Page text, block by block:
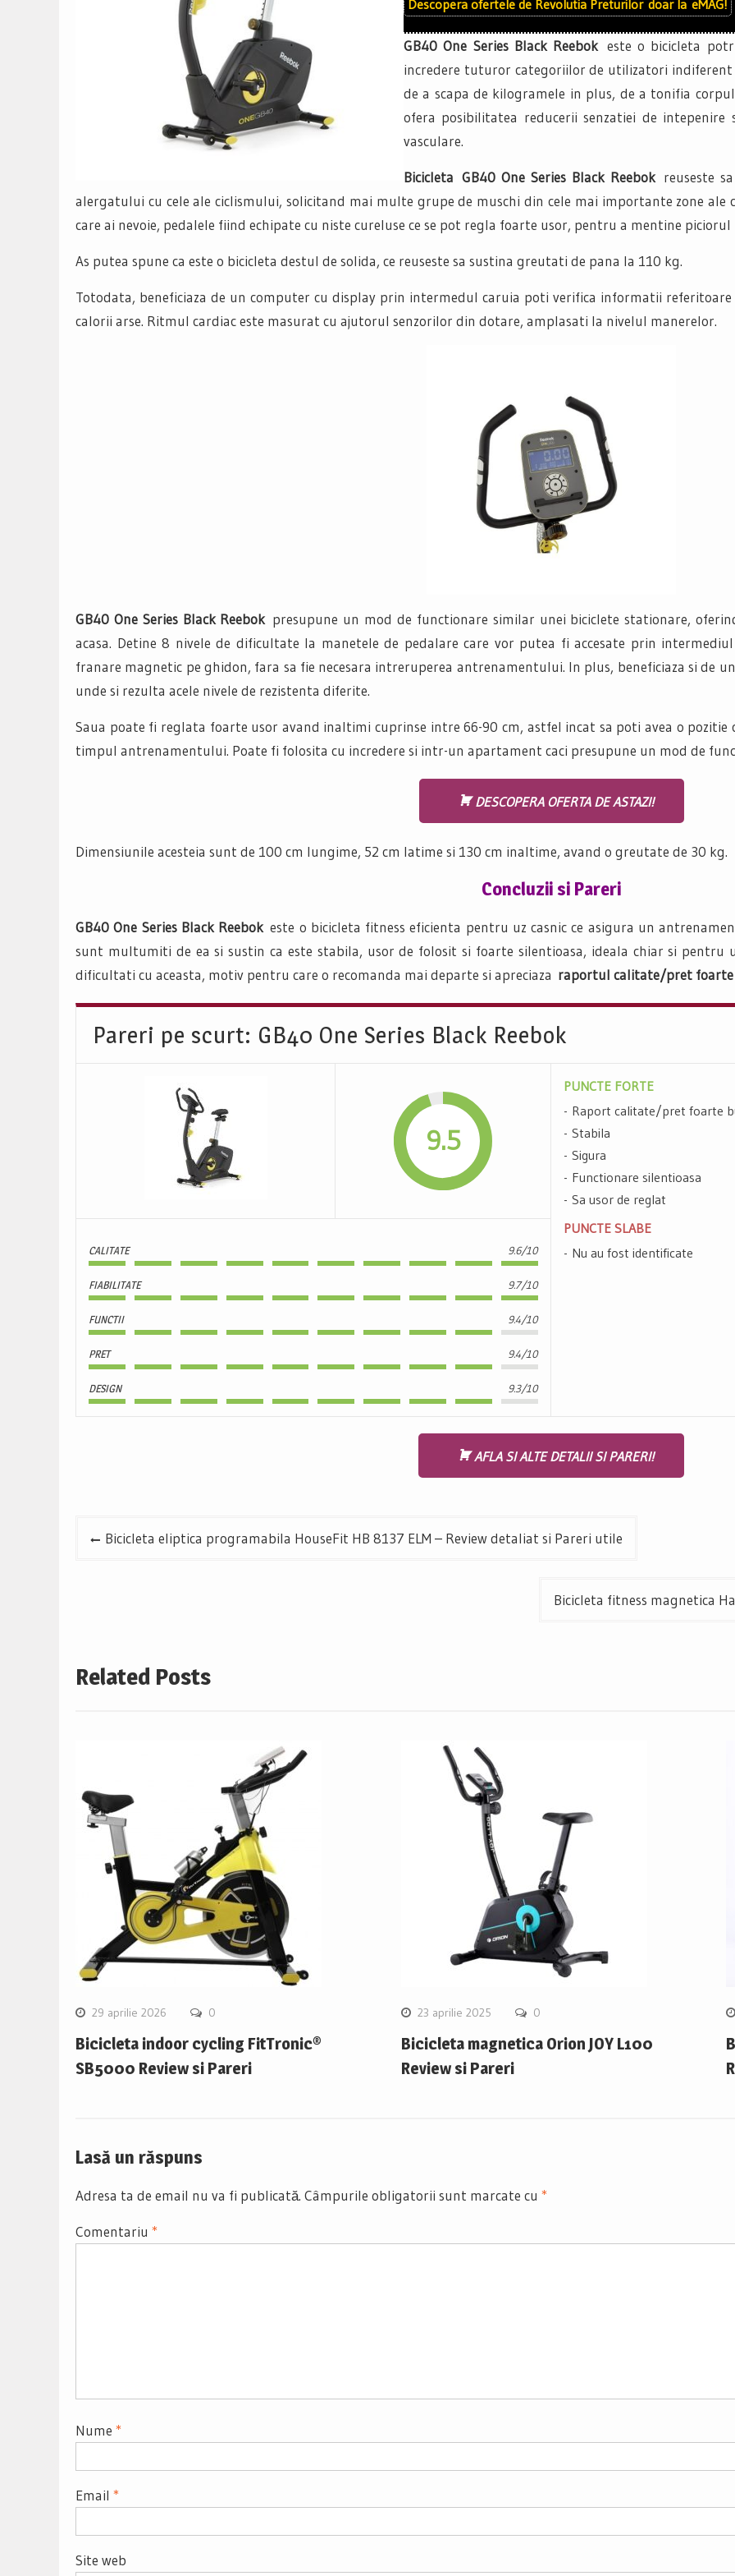
Descopera ofertele de Revolutia Preturilor doar la eMAG!
GB40 One Series Black Reebok este o bicicleta
incredere tuturor categoriilor de utilizatori indiferent
de a scapa de kilogramele in plus, de a tonifia
ofera posibilitatea reducerii senzatiei de
vasculare.
Bicicleta GB40 One Series Black Reebok reuseste
alergatului cu cele ale ciclismului, solicitand mai multe grupe de muschi din cele mai importante zone ale
care ai nevoie, pedalele fiind echipate cu niste cureluse ce se pot regla foarte usor, pentru a mentine
As putea spune ca este o bicicleta destul de solida, ce reuseste sa sustina greutati de pana la 110 kg.
Totodata, beneficiaza de un computer cu display prin intermedul caruia poti verifica informatii
calorii arse. Ritmul cardiac este masurat cu ajutorul senzorilor din dotare, amplasati la nivelul manerelor.
GB40 One Series Black Reebok presupune un mod de functionare similar unei biciclete stationare,
acasa. Detine 8 nivele de dificultate la manetele de pedalare care vor putea fi accesate prin
franare magnetic pe ghidon, fara sa fie necesara intreruperea antrenamentului. In plus, beneficiaza si de
unde si rezulta acele nivele de rezistenta diferite.
Saua poate fi reglata foarte usor avand inaltimi cuprinse intre 66-90 cm, astfel incat sa poti avea o
timpul antrenamentului. Poate fi folosita cu incredere si intr-un apartament caci presupune un mod de
DESCOPERA OFERTA DE ASTAZI!
Dimensiunile acesteia sunt de 100 cm lungime, 52 cm latime si 130 cm inaltime, avand o greutate de 30 kg.
Concluzii si Pareri
GB40 One Series Black Reebokeste o bicicleta fitness eficienta pentru uz casnic ce asigura un
sunt multumiti de ea si sustin ca este stabila, usor de folosit si foarte silentioasa, ideala chiar si
dificultati cu aceasta, motiv pentru care o recomanda mai departe si apreciaza raportul calitate/pret foarte
Pareri pe scurt: GB40 One Series Black Reebok
9.5
CALITATE 9.6/10
FIABILITATE 9.7/10
FUNCTII 9.4/10
PRET 9.4/10
DESIGN 9.3/10
PUNCTE FORTE
Raport calitate/pret foarte
Stabila
Sigura
Functionare silentioasa
Sa usor de reglat
PUNCTE SLABE
Nu au fost identificate
AFLA SI ALTE DETALII SI PARERI!
Navigare
Bicicleta eliptica programabila HouseFit HB 8137 ELM – Review detaliat si Pareri utile
Bicicleta fitness magnetica
Related Posts
29 aprilie 2026 0
Bicicleta indoor cycling FitTronic®
SB5000 Review si Pareri
23 aprilie 2025 0
Bicicleta magnetica Orion JOY L100
Review si Pareri
Lasă un răspuns
Adresa ta de email nu va fi publicată. Câmpurile obligatorii sunt marcate cu *
Comentariu *
Nume *
Email *
Site web